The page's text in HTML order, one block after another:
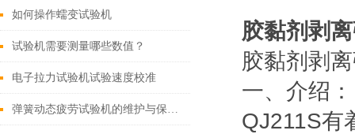
如何操作蠕变试验机
试验机需要测量哪些数值？
电子拉力试验机试验速度校准
弹簧动态疲劳试验机的维护与保养：延长设备寿命
胶黏剂剥
胶黏剂剥
一、介绍：
QJ211S有